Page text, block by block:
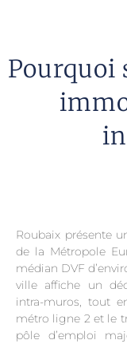
Pourquoi
Roubaix présente
de la Métropole
médian DVF
ville affiche un
intra-muros, tout
métro ligne 2 et le
pôle d’emploi